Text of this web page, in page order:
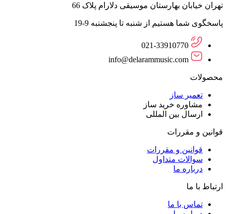
تهران خیابان بهارستان موسیقی دلارام پلاک 66
پاسخگوی شما هستیم از شنبه تا پنجشنبه 9-19
021-33910770
info@delarammusic.com
محصولات
تعمیر ساز
مشاوره خرید ساز
ارسال بین المللی
قوانین و مقررات
قوانین و مقررات
سوالات متداول
درباره ما
ارتباط با ما
تماس با ما